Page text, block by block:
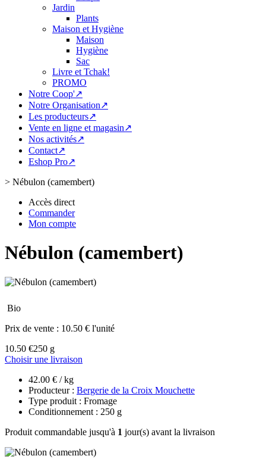
Jardin
Plants
Maison et Hygiène
Maison
Hygiène
Sac
Livre et Tchak!
PROMO
Notre Coop'↗
Notre Organisation↗
Les producteurs↗
Vente en ligne et magasin↗
Nos activités↗
Contact↗
Eshop Pro↗
> Nébulon (camembert)
Accès direct
Commander
Mon compte
Nébulon (camembert)
Bio
Prix de vente : 10.50 € l'unité
10.50 €250 g
Choisir une livraison
42.00 € / kg
Producteur : Bergerie de la Croix Mouchette
Type produit : Fromage
Conditionnement : 250 g
Produit commandable jusqu'à 1 jour(s) avant la livraison